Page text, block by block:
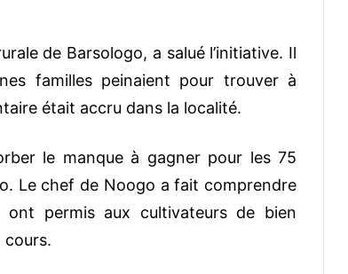
de Barsologo, a salué l’initiative. Il
familles peinaient pour trouver à
était accru dans la localité.
le manque à gagner pour les 75
Le chef de Noogo a fait comprendre
permis aux cultivateurs de bien
cours.